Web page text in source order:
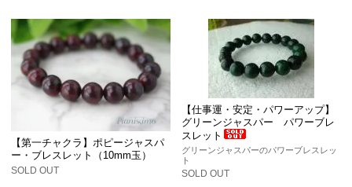
【第一チャクラ】ポピージャスパ
ー・ブレスレット（10mm玉）
SOLD OUT
【仕事運・安定・パワーアップ】
グリーンジャスパー パワーブレ
スレット
グリーンジャスパーのパワーブレスレッ
ト
SOLD OUT